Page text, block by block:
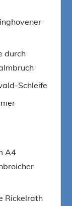
durch
Schleife
A4
Rickelrath